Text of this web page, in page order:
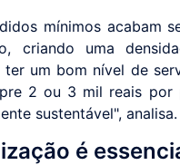
mínimos acabam
criando uma
um bom nível de
2 ou 3 mil reais por
sustentável", analisa.
é